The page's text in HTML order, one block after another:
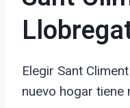
Elegir Sant
nuevo hogar tiene